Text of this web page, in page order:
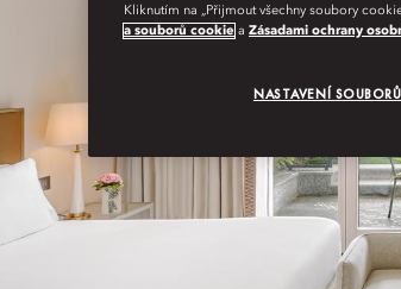
Kliknutím na „Přijmout všechny soubory
a souborů cookie a Zásadami ochrany
NASTAVENÍ